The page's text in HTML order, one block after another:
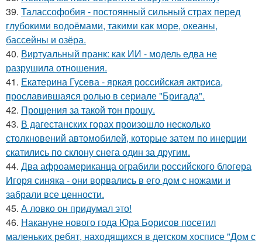
39. Талассофобия - постоянный сильный страх перед
глубокими водоёмами, такими как море, океаны,
бассейны и озёра.
40. Виртуальный пранк: как ИИ - модель едва не
разрушила отношения.
41. Екатерина Гусева - яркая российская актриса,
прославившаяся ролью в сериале "Бригада".
42. Прощения за такой тон прошу.
43. В дагестанских горах произошло несколько
столкновений автомобилей, которые затем по инерции
скатились по склону снега один за другим.
44. Два афроамериканца ограбили российского блогера
Игоря синяка - они ворвались в его дом с ножами и
забрали все ценности.
45. А ловко он придумал это!
46. Накануне нового года Юра Борисов посетил
маленьких ребят, находящихся в детском хосписе "Дом с